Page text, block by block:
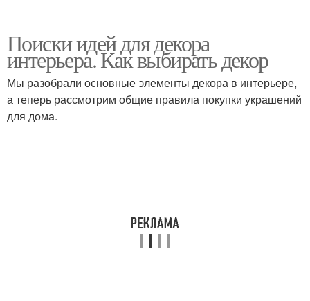
Поиски идей для декора
интерьера. Как выбирать декор
Мы разобрали основные элементы декора в интерьере,
а теперь рассмотрим общие правила покупки украшений
для дома.